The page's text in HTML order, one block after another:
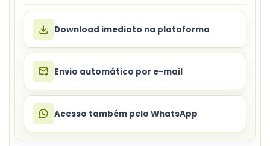
Download imediato na plataforma
Envio automático por e-mail
Acesso também pelo WhatsApp